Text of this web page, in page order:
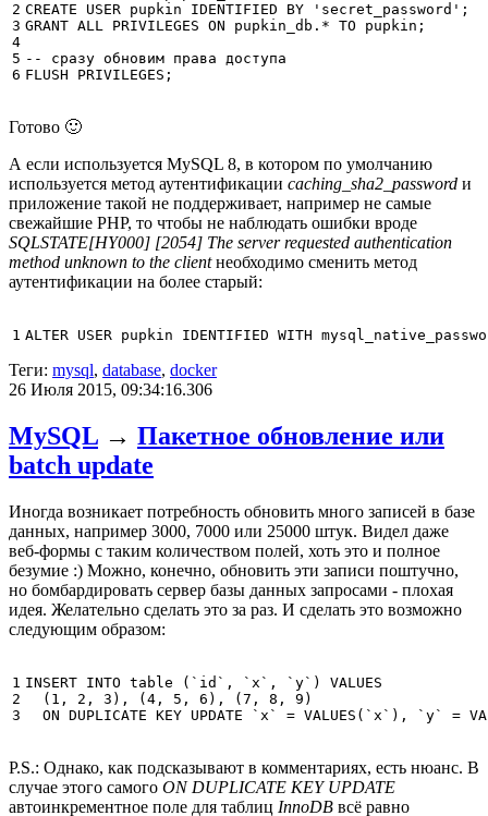
2
3
4
5
6
CREATE
USER pupkin IDENTIFIED BY 'secret_password' ;
GRANT ALL PRIVILEGES ON pupkin_db . * TO pupkin ;
-- сразу обновим права доступа
FLUSH
PRIVILEGES ;
Готово 🙂
А если используется MySQL 8, в котором по умолчанию
используется метод аутентификации caching_sha2_password и
приложение такой не поддерживает, например не самые
свежайшие PHP, то чтобы не наблюдать ошибки вроде
SQLSTATE[HY000] [2054] The server requested authentication
method unknown to the clientнеобходимо сменить метод
аутентификации на более старый:
1 ALTER USER pupkin IDENTIFIED WITH
Теги: mysql, database, docker
26 Июля 2015, 09:34:16.306
MySQL → Пакетное обновление или
batch update
Иногда возникает потребность обновить много записей в базе
данных, например 3000, 7000 или 25000 штук. Видел даже
веб-формы с таким количеством полей, хоть это и полное
безумие :) Можно, конечно, обновить эти записи поштучно,
но бомбардировать сервер базы данных запросами - плохая
идея. Желательно сделать это за раз. И сделать это возможно
следующим образом:
1
2
3
INSERT INTO table ( `id` , `x` , `y` )
VALUES
( 1 , 2 , 3 ), ( 4 , 5 , 6 ), ( 7 , 8 , 9 )
ON DUPLICATE KEY UPDATE `x` = VALUES ( `x` ), `y` =
P.S.: Однако, как подсказывают в комментариях, есть нюанс. В
случае этого самого ON DUPLICATE KEY UPDATE
автоинкрементное поле для таблиц InnoDB всё равно